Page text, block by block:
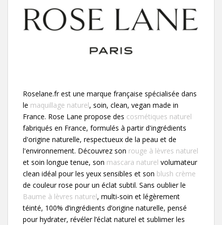
Roselane.fr est une marque française spécialisée dans
le maquillage naturel, soin, clean, vegan made in
France. Rose Lane propose des cosmétiques naturel
fabriqués en France, formulés à partir d'ingrédients
d'origine naturelle, respectueux de la peau et de
l'environnement. Découvrez son rouge à lèvres naturel
et soin longue tenue, son mascara naturel volumateur
clean idéal pour les yeux sensibles et son blush crème
de couleur rose pour un éclat subtil. Sans oublier le
Baume à lèvres naturel, multi-soin et légèrement
téinté, 100% d’ingrédients d’origine naturelle, pensé
pour hydrater, révéler l’éclat naturel et sublimer les